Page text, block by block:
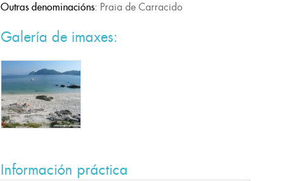
Outras denominacións: Praia de Carracido
Galería de imaxes:
Información práctica